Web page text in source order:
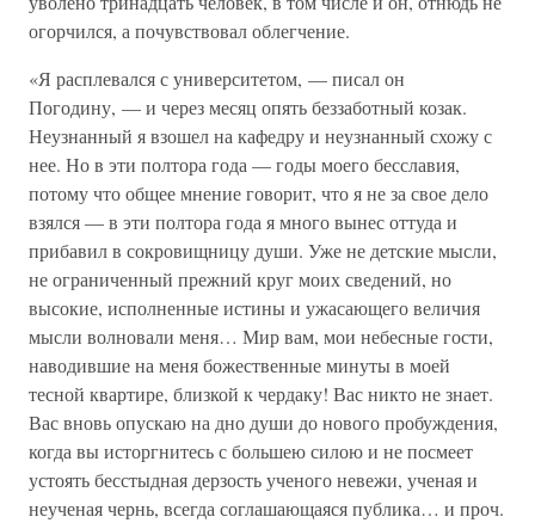
огорчился, а почувствовал облегчение.
«Я расплевался с университетом, — писал он
Погодину, — и через месяц опять беззаботный козак.
Неузнанный я взошел на кафедру и неузнанный схожу с
нее. Но в эти полтора года — годы моего бесславия,
потому что общее мнение говорит, что я не за свое дело
взялся — в эти полтора года я много вынес оттуда и
прибавил в сокровищницу души. Уже не детские мысли,
не ограниченный прежний круг моих сведений, но
высокие, исполненные истины и ужасающего величия
мысли волновали меня… Мир вам, мои небесные гости,
наводившие на меня божественные минуты в моей
тесной квартире, близкой к чердаку! Вас никто не знает.
Вас вновь опускаю на дно души до нового пробуждения,
когда вы исторгнитесь с большею силою и не посмеет
устоять бесстыдная дерзость ученого невежи, ученая и
неученая чернь, всегда соглашающаяся публика… и проч.